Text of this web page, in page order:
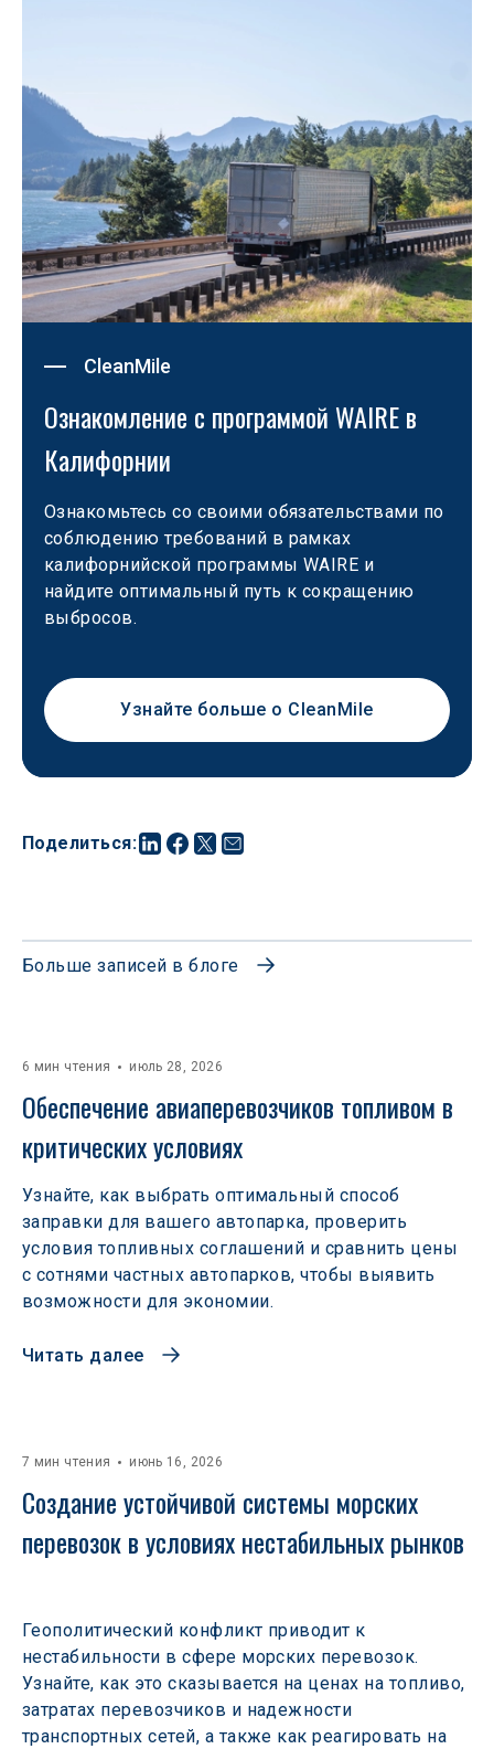
Поделиться:
CleanMile
Ознакомление с программой WAIRE в
Калифорнии
Ознакомьтесь со своими обязательствами по
соблюдению требований в рамках
калифорнийской программы WAIRE и
найдите оптимальный путь к сокращению
выбросов.
Узнайте больше о CleanMile
Больше записей в блоге
6 мин чтения июль 28, 2026
Обеспечение авиаперевозчиков топливом в
критических условиях
Узнайте, как выбрать оптимальный способ
заправки для вашего автопарка, проверить
условия топливных соглашений и сравнить цены
с сотнями частных автопарков, чтобы выявить
возможности для экономии.
Читать далее
7 мин чтения июнь 16, 2026
Создание устойчивой системы морских
перевозок в условиях нестабильных рынков
Геополитический конфликт приводит к
нестабильности в сфере морских перевозок.
Узнайте, как это сказывается на ценах на топливо,
затратах перевозчиков и надежности
транспортных сетей, а также как реагировать на